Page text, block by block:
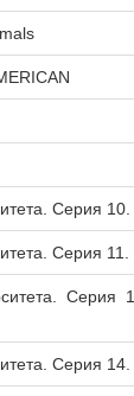
Серия
Серия
Серия
Серия